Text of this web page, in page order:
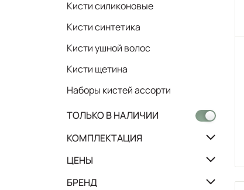
Кисти силиконовые
Кисти синтетика
Кисти ушной волос
Кисти щетина
Наборы кистей ассорти
ТОЛЬКО В НАЛИЧИИ
КОМПЛЕКТАЦИЯ
ЦЕНЫ
БРЕНД